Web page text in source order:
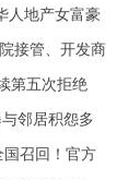
人地产女富豪
接管、开发商
第五次拒绝
邻居积怨多
国召回！官方